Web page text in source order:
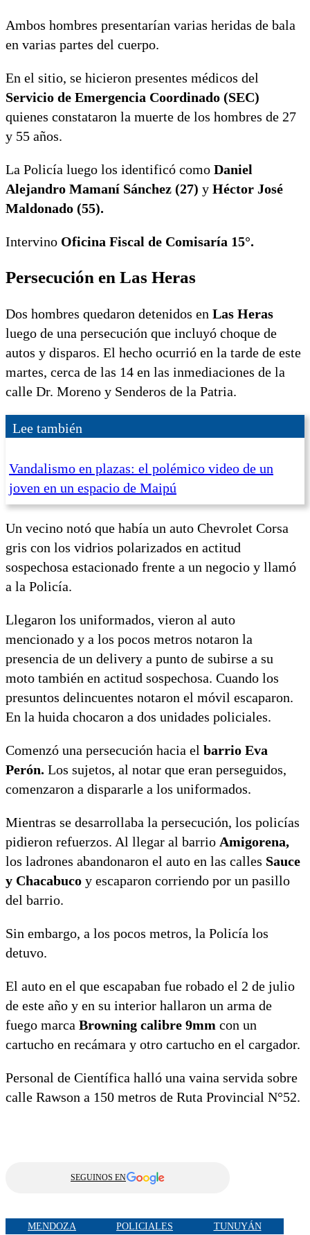
Ambos hombres presentarían varias heridas de bala
en varias partes del cuerpo.
En el sitio, se hicieron presentes médicos del
Servicio de Emergencia Coordinado (SEC)
quienes constataron la muerte de los hombres de 27
y 55 años.
La Policía luego los identificó como Daniel
Alejandro Mamaní Sánchez (27) y Héctor José
Maldonado (55).
Intervino Oficina Fiscal de Comisaría 15°.
Persecución en Las Heras
Dos hombres quedaron detenidos en Las Heras
luego de una persecución que incluyó choque de
autos y disparos. El hecho ocurrió en la tarde de este
martes, cerca de las 14 en las inmediaciones de la
calle Dr. Moreno y Senderos de la Patria.
Lee también
Vandalismo en plazas: el polémico video de un
joven en un espacio de Maipú
Un vecino notó que había un auto Chevrolet Corsa
gris con los vidrios polarizados en actitud
sospechosa estacionado frente a un negocio y llamó
a la Policía.
Llegaron los uniformados, vieron al auto
mencionado y a los pocos metros notaron la
presencia de un delivery a punto de subirse a su
moto también en actitud sospechosa. Cuando los
presuntos delincuentes notaron el móvil escaparon.
En la huida chocaron a dos unidades policiales.
Comenzó una persecución hacia el barrio Eva
Perón. Los sujetos, al notar que eran perseguidos,
comenzaron a dispararle a los uniformados.
Mientras se desarrollaba la persecución, los policías
pidieron refuerzos. Al llegar al barrio Amigorena,
los ladrones abandonaron el auto en las calles Sauce
y Chacabuco y escaparon corriendo por un pasillo
del barrio.
Sin embargo, a los pocos metros, la Policía los
detuvo.
El auto en el que escapaban fue robado el 2 de julio
de este año y en su interior hallaron un arma de
fuego marca Browning calibre 9mm con un
cartucho en recámara y otro cartucho en el cargador.
Personal de Científica halló una vaina servida sobre
calle Rawson a 150 metros de Ruta Provincial N°52.
SEGUINOS EN
MENDOZA POLICIALES TUNUYÁN